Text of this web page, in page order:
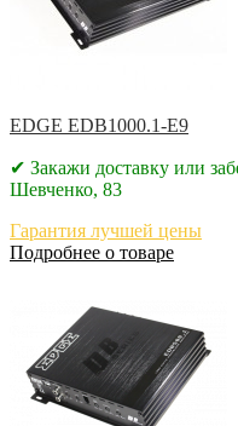
EDGE EDB1000.1-E9
✔ Закажи доставку или
Шевченко, 83
Гарантия лучшей цены
Подробнее о товаре